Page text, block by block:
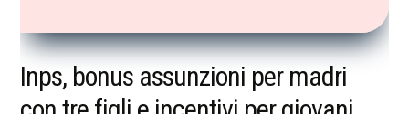
Inps, bonus assunzioni per madri